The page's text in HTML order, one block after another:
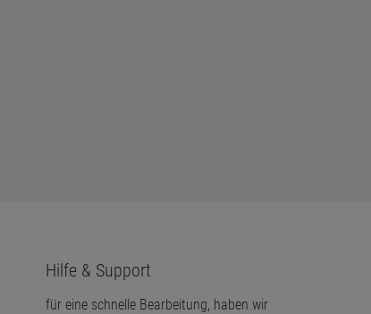
Hilfe & Support
für eine schnelle Bearbeitung, haben wir